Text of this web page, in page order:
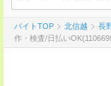
バイトTOP 北信越 長
作・検査/日払い